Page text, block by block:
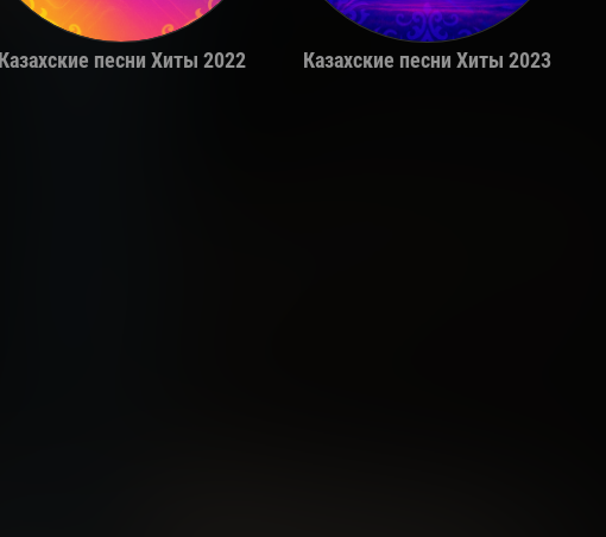
Казахские песни Хиты 2022 Казахские песни Хиты 2023